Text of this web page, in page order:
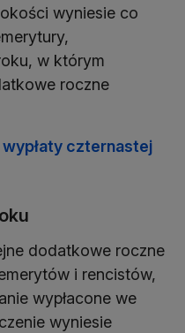
wyniesie co
w którym
roczne
czternastej
dodatkowe roczne
i rencistów,
wypłacone we
wyniesie